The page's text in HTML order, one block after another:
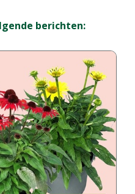
berichten: